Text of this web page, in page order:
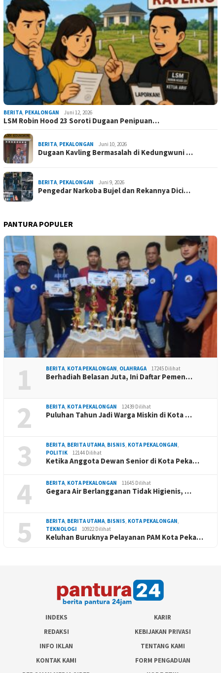
BERITA, PEKALONGAN Juni 12, 2026
LSM Robin Hood 23 Soroti Dugaan Penipuan…
BERITA, PEKALONGAN Juni 10, 2026
Dugaan Kavling Bermasalah di Kedungwuni …
BERITA, PEKALONGAN Juni 9, 2026
Pengedar Narkoba Bujel dan Rekannya Dici…
PANTURA POPULER
1 BERITA, KOTA PEKALONGAN, OLAHRAGA 17245 Dilihat
Berhadiah Belasan Juta, Ini Daftar Pemen…
2 BERITA, KOTA PEKALONGAN 12439 Dilihat
Puluhan Tahun Jadi Warga Miskin di Kota …
3 BERITA, BERITA UTAMA, BISNIS, KOTA PEKALONGAN,
POLITIK
12144 Dilihat
Ketika Anggota Dewan Senior di Kota Peka…
4 BERITA, KOTA PEKALONGAN 11645 Dilihat
Gegara Air Berlangganan Tidak Higienis, …
5 BERITA, BERITA UTAMA, BISNIS, KOTA PEKALONGAN,
TEKNOLOGI
10922 Dilihat
Keluhan Buruknya Pelayanan PAM Kota Peka…
INDEKS
KARIR
REDAKSI
KEBIJAKAN PRIVASI
INFO IKLAN
TENTANG KAMI
KONTAK KAMI
FORM PENGADUAN